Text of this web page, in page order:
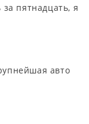
пятнадцать, я
авто